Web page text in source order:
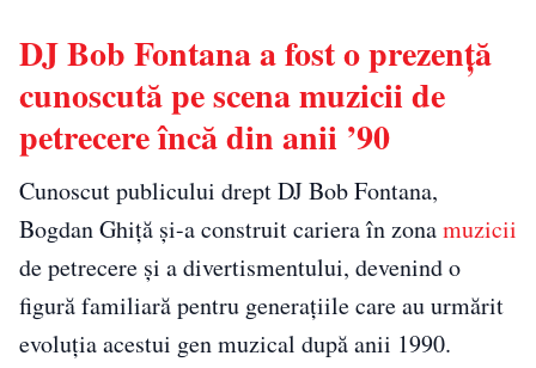
DJ Bob Fontana a fost o prezență
cunoscută pe scena muzicii de
petrecere încă din anii ’90
Cunoscut publicului drept DJ Bob Fontana,
Bogdan Ghiță și-a construit cariera în zonamuzicii
de petrecere și a divertismentului, devenind o
figură familiară pentru generațiile care au urmărit
evoluția acestui gen muzical după anii 1990.